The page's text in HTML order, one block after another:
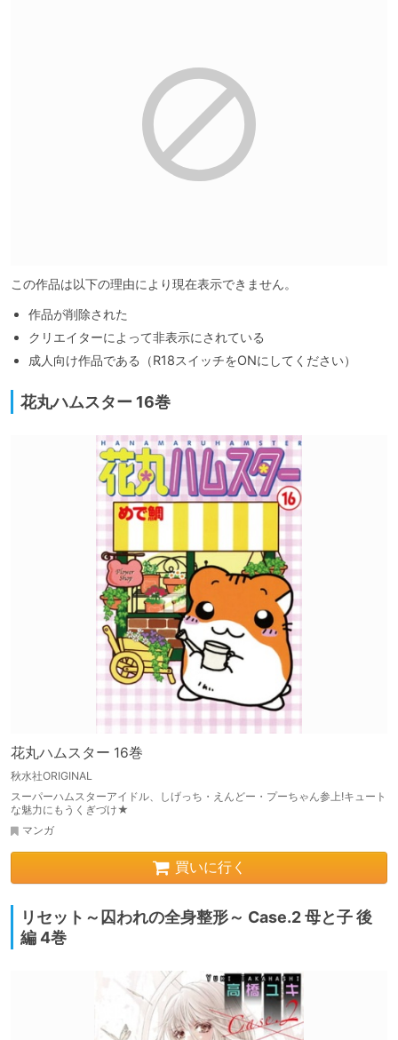
この作品は以下の理由により現在表示できません。
作品が削除された
クリエイターによって非表示にされている
成人向け作品である（R18スイッチをONにしてください）
花丸ハムスター 16巻
花丸ハムスター 16巻
秋水社ORIGINAL
スーパーハムスターアイドル、しげっち・えんどー・プーちゃん参上!キュート
な魅力にもうくぎづけ★
マンガ
買いに行く
リセット～囚われの全身整形～ Case.2 母と子 後
編 4巻